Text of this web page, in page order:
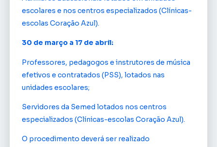
escolares e nos centros especializados (Clínicas-
escolas Coração Azul).
30 de março a 17 de abril:
Professores, pedagogos e instrutores de música
efetivos e contratados (PSS), lotados nas
unidades escolares;
Servidores da Semed lotados nos centros
especializados (Clínicas-escolas Coração Azul).
O procedimento deverá ser realizado